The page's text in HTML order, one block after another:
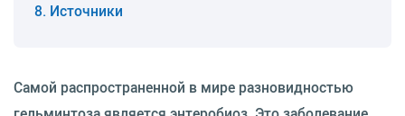
Источники
Самой распространенной в мире разновидностью